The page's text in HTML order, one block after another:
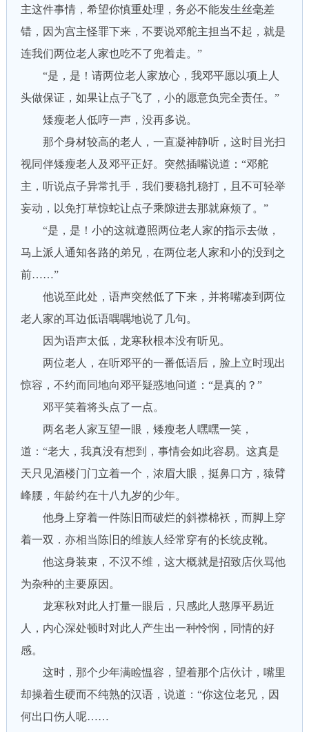
主这件事情，希望你慎重处理，务必不能发生丝毫差
错，因为宫主怪罪下来，不要说邓舵主担当不起，就是
连我们两位老人家也吃不了兜着走。”
“是，是！请两位老人家放心，我邓平愿以项上人
头做保证，如果让点子飞了，小的愿意负完全责任。”
矮瘦老人低哼一声，没再多说。
那个身材较高的老人，一直凝神静听，这时目光扫
视同伴矮瘦老人及邓平正好。突然插嘴说道：“邓舵
主，听说点子异常扎手，我们要稳扎稳打，且不可轻举
妄动，以免打草惊蛇让点子乘隙进去那就麻烦了。”
“是，是！小的这就遵照两位老人家的指示去做，
马上派人通知各路的弟兄，在两位老人家和小的没到之
前……”
他说至此处，语声突然低了下来，并将嘴凑到两位
老人家的耳边低语喁喁地说了几句。
因为语声太低，龙寒秋根本没有听见。
两位老人，在听邓平的一番低语后，脸上立时现出
惊容，不约而同地向邓平疑惑地问道：“是真的？”
邓平笑着将头点了一点。
两名老人家互望一眼，矮瘦老人嘿嘿一笑，
道：“老大，我真没有想到，事情会如此容易。这真是
天只见酒楼门门立着一个，浓眉大眼，挺鼻口方，猿臂
峰腰，年龄约在十八九岁的少年。
他身上穿着一件陈旧而破烂的斜襟棉袄，而脚上穿
着一双．亦相当陈旧的维族人经常穿有的长统皮靴。
他这身装束，不汉不维，这大概就是招致店伙骂他
为杂种的主要原因。
龙寒秋对此人打量一眼后，只感此人憨厚平易近
人，内心深处顿时对此人产生出一种怜悯，同情的好
感。
这时，那个少年满睑愠容，望着那个店伙计，嘴里
却操着生硬而不纯熟的汉语，说道：“你这位老兄，因
何出口伤人呢……